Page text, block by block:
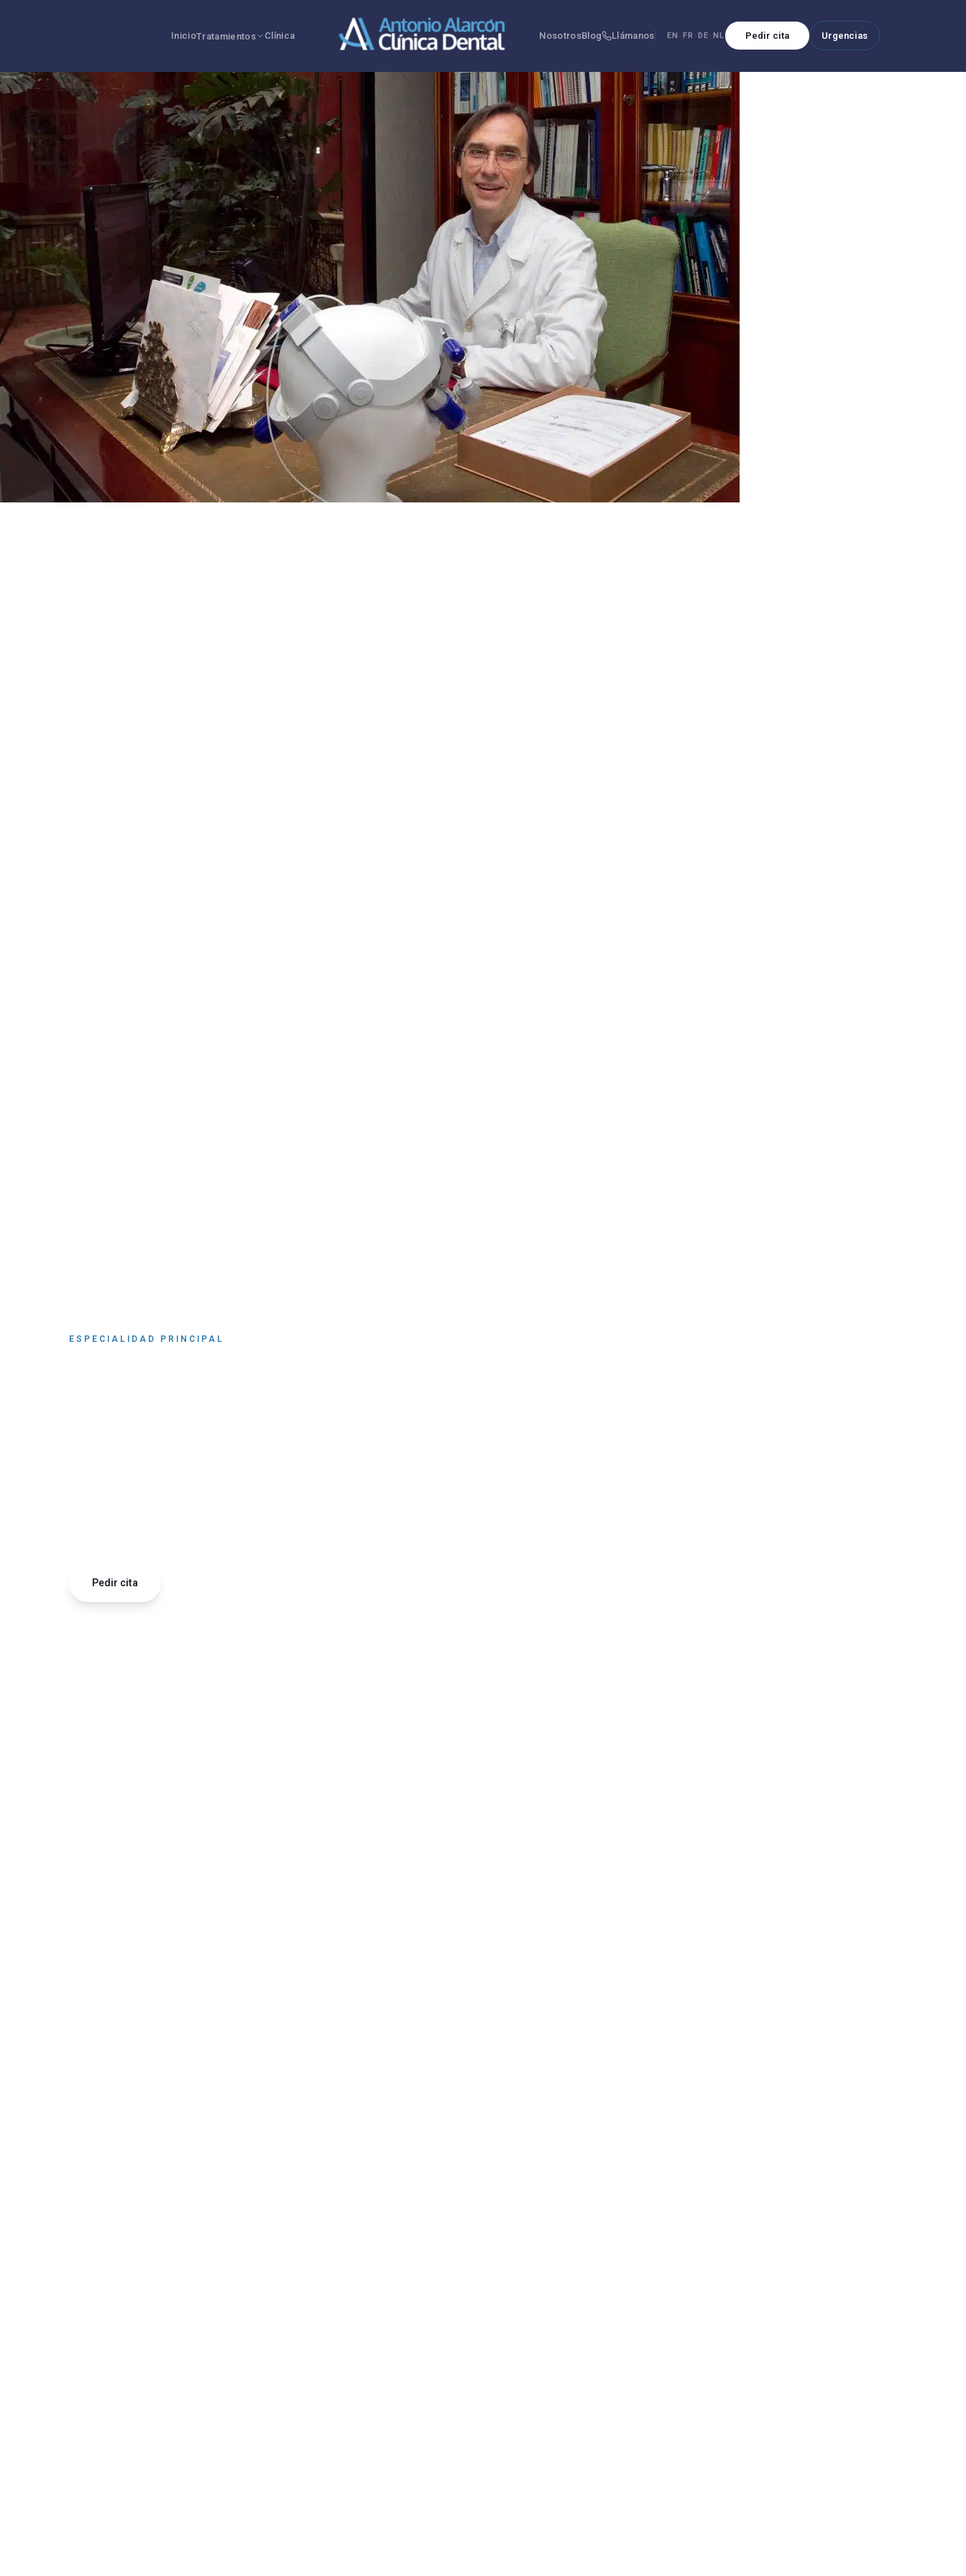
InicioTratamientos Clínica NosotrosBlog Llámanos EN · FR · DE · NL Pedir cita Urgencias
ESPECIALIDAD PRINCIPAL
Pedir cita